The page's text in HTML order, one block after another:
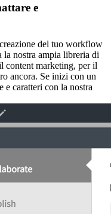
e
del tuo workflow
la nostra ampia libreria di
content marketing, per il
ancora. Se inizi con un
e caratteri con la nostra